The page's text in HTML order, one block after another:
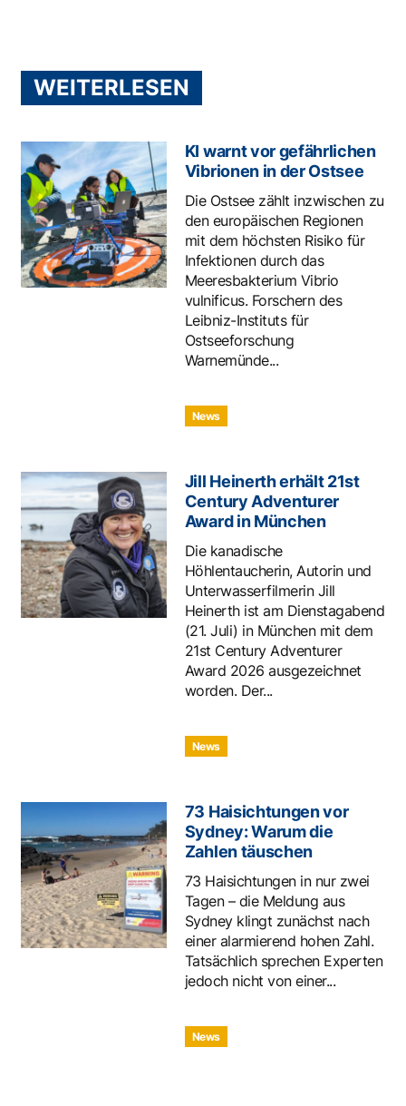
WEITERLESEN
KI warnt vor gefährlichen
Vibrionen in der Ostsee
Die Ostsee zählt inzwischen zu
den europäischen Regionen
mit dem höchsten Risiko für
Infektionen durch das
Meeresbakterium Vibrio
vulnificus. Forschern des
Leibniz-Instituts für
Ostseeforschung
Warnemünde...
News
Jill Heinerth erhält 21st
Century Adventurer
Award in München
Die kanadische
Höhlentaucherin, Autorin und
Unterwasserfilmerin Jill
Heinerth ist am Dienstagabend
(21. Juli) in München mit dem
21st Century Adventurer
Award 2026 ausgezeichnet
worden. Der...
News
73 Haisichtungen vor
Sydney: Warum die
Zahlen täuschen
73 Haisichtungen in nur zwei
Tagen – die Meldung aus
Sydney klingt zunächst nach
einer alarmierend hohen Zahl.
Tatsächlich sprechen Experten
jedoch nicht von einer...
News